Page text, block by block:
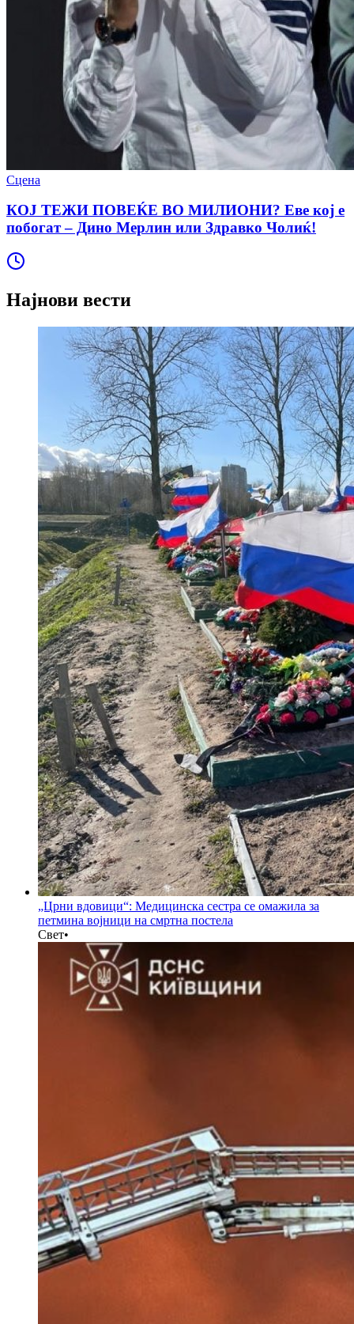
Сцена
КОЈ ТЕЖИ ПОВЕЌЕ ВО МИЛИОНИ? Еве кој е
побогат – Дино Мерлин или Здравко Чолиќ!
Најнови вести
„Црни вдовици“: Медицинска сестра се омажила за
петмина војници на смртна постела
Свет•